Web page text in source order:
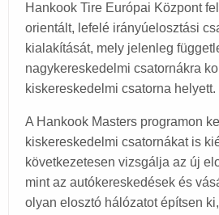
Hankook Tire Európai Központ
orientált, lefelé irányúelosztási
kialakítását, mely jelenleg
nagykereskedelmi csatornákra
kiskereskedelmi csatorna helyett.
A Hankook Masters programon
kiskereskedelmi csatornákat is
következetesen vizsgálja az új
mint az autókereskedések és
olyan elosztó hálózatot építsen